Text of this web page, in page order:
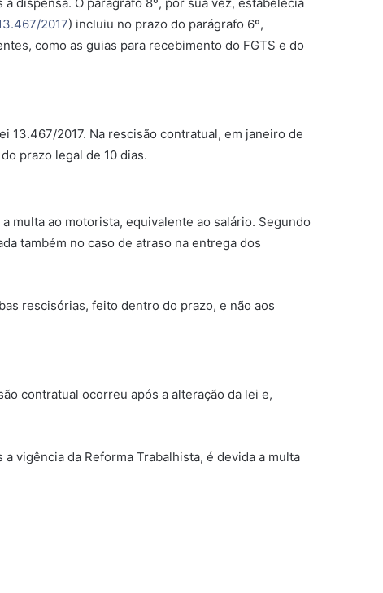
dispensa. O parágrafo 8º, por sua vez, estabelecia
2017) incluiu no prazo do parágrafo 6º,
como as guias para recebimento do FGTS e do
13.467/2017. Na rescisão contratual, em janeiro de
prazo legal de 10 dias.
multa ao motorista, equivalente ao salário. Segundo
também no caso de atraso na entrega dos
rescisórias, feito dentro do prazo, e não aos
contratual ocorreu após a alteração da lei e,
vigência da Reforma Trabalhista, é devida a multa